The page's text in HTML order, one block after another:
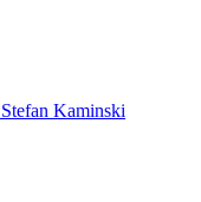
Kaminski